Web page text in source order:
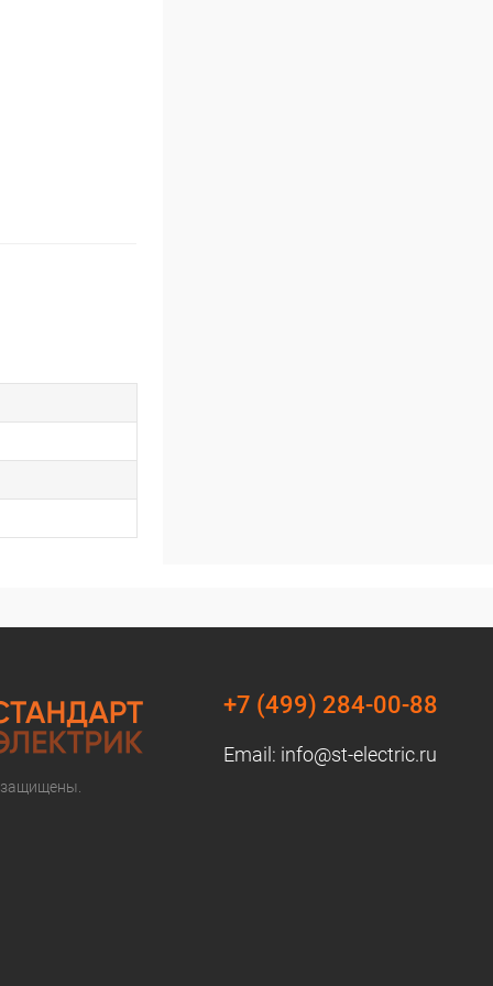
защищены.
+7 (499) 284-00-88
Email: info@st-electric.ru